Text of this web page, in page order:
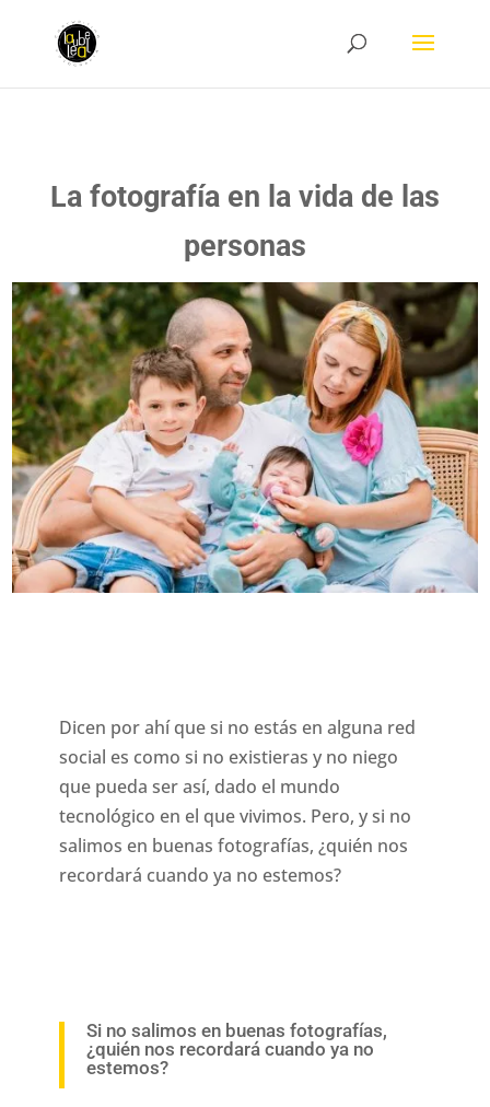
La fotografía en la vida de las
personas
Dicen por ahí que si no estás en alguna red
social es como si no existieras y no niego
que pueda ser así, dado el mundo
tecnológico en el que vivimos. Pero, y si no
salimos en buenas fotografías, ¿quién nos
recordará cuando ya no estemos?
Si no salimos en buenas fotografías,
¿quién nos recordará cuando ya no
estemos?